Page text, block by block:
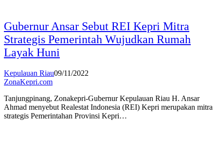
Gubernur Ansar Sebut REI Kepri Mitra
Strategis Pemerintah Wujudkan Rumah
Layak Huni
Kepulauan Riau09/11/2022
ZonaKepri.com
Tanjungpinang, Zonakepri-Gubernur Kepulauan Riau H. Ansar
Ahmad menyebut Realestat Indonesia (REI) Kepri merupakan mitra
strategis Pemerintahan Provinsi Kepri…